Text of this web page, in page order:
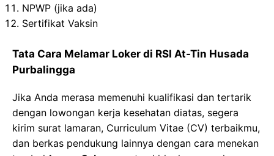
NPWP (jika ada)
Sertifikat Vaksin
Tata Cara Melamar Loker di RSI At-Tin Husada
Purbalingga
Jika Anda merasa memenuhi kualifikasi dan tertarik
dengan lowongan kerja kesehatan diatas, segera
kirim surat lamaran, Curriculum Vitae (CV) terbaikmu,
dan berkas pendukung lainnya dengan cara menekan